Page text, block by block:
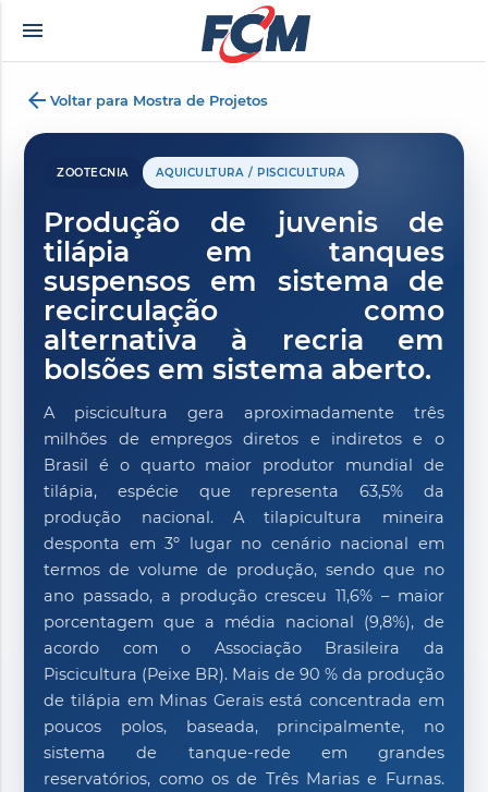
menu
arrow_backVoltar para Mostra de Projetos
ZOOTECNIA AQUICULTURA / PISCICULTURA
Produção de juvenis de
tilápia em tanques
suspensos em sistema de
recirculação como
alternativa à recria em
bolsões em sistema aberto.
A piscicultura gera aproximadamente três
milhões de empregos diretos e indiretos e o
Brasil é o quarto maior produtor mundial de
tilápia, espécie que representa 63,5% da
produção nacional. A tilapicultura mineira
desponta em 3º lugar no cenário nacional em
termos de volume de produção, sendo que no
ano passado, a produção cresceu 11,6% – maior
porcentagem que a média nacional (9,8%), de
acordo com o Associação Brasileira da
Piscicultura (Peixe BR). Mais de 90 % da produção
de tilápia em Minas Gerais está concentrada em
poucos polos, baseada, principalmente, no
sistema de tanque-rede em grandes
reservatórios, como os de Três Marias e Furnas.